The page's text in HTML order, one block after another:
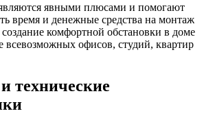
явными плюсами и помогают
время и денежные средства на монтаж
комфортной обстановки в доме
всевозможных офисов, студий, квартир
технические